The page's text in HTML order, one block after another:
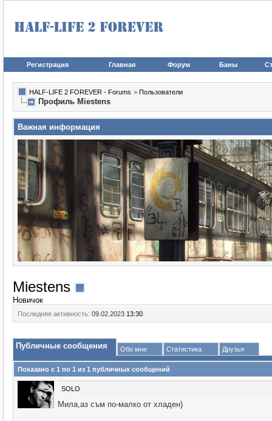
Регистрация Главная Форум Баны
HALF-LIFE 2 FOREVER - Forums > Пользователи
Профиль Miestens
Важная информация
Miestens
Новичок
Последняя активность: 09.02.2023 13:30
Публичные сообщения Обо мне Статистика Друзья
Показано с 1 по 1 из 1 публичных сообщений
SOLO
Мила,аз съм по-малко от хладен)